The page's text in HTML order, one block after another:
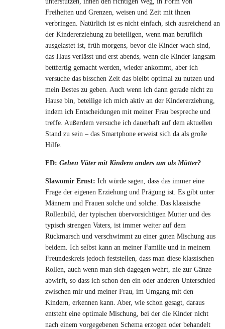
Freiheiten und Grenzen, weisen und Zeit mit ihnen
verbringen. Natürlich ist es nicht einfach, sich ausreichend an
der Kindererziehung zu beteiligen, wenn man beruflich
ausgelastet ist, früh morgens, bevor die Kinder wach sind,
das Haus verlässt und erst abends, wenn die Kinder langsam
bettfertig gemacht werden, wieder ankommt, aber ich
versuche das bisschen Zeit das bleibt optimal zu nutzen und
mein Bestes zu geben. Auch wenn ich dann gerade nicht zu
Hause bin, beteilige ich mich aktiv an der Kindererziehung,
indem ich Entscheidungen mit meiner Frau bespreche und
treffe. Außerdem versuche ich dauerhaft auf dem aktuellen
Stand zu sein – das Smartphone erweist sich da als große
Hilfe.
FD: Gehen Väter mit Kindern anders um als Mütter?
Slawomir Ernst: Ich würde sagen, dass das immer eine
Frage der eigenen Erziehung und Prägung ist. Es gibt unter
Männern und Frauen solche und solche. Das klassische
Rollenbild, der typischen übervorsichtigen Mutter und des
typisch strengen Vaters, ist immer weiter auf dem
Rückmarsch und verschwimmt zu einer guten Mischung aus
beidem. Ich selbst kann an meiner Familie und in meinem
Freundeskreis jedoch feststellen, dass man diese klassischen
Rollen, auch wenn man sich dagegen wehrt, nie zur Gänze
abwirft, so dass ich schon den ein oder anderen Unterschied
zwischen mir und meiner Frau, im Umgang mit den
Kindern, erkennen kann. Aber, wie schon gesagt, daraus
entsteht eine optimale Mischung, bei der die Kinder nicht
nach einem vorgegebenen Schema erzogen oder behandelt